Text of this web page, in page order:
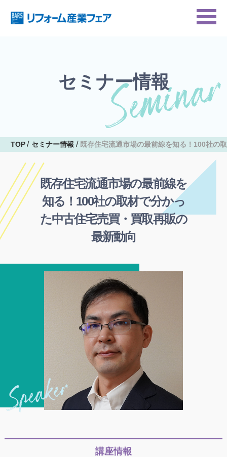
セミナー情報
TOP セミナー情報 既存住宅流通市場の最前線を知る！100社の
既存住宅流通市場の最前線を
知る！100社の取材で分かっ
た中古住宅売買・買取再販の
最新動向
講座情報